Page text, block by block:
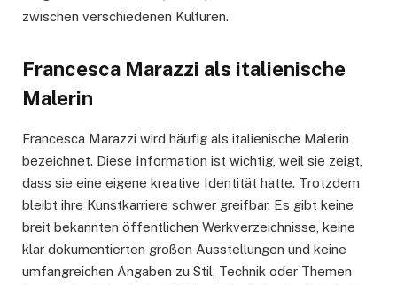
zwischen verschiedenen Kulturen.
Francesca Marazzi als italienische
Malerin
Francesca Marazzi wird häufig als italienische Malerin
bezeichnet. Diese Information ist wichtig, weil sie zeigt,
dass sie eine eigene kreative Identität hatte. Trotzdem
bleibt ihre Kunstkarriere schwer greifbar. Es gibt keine
breit bekannten öffentlichen Werkverzeichnisse, keine
klar dokumentierten großen Ausstellungen und keine
umfangreichen Angaben zu Stil, Technik oder Themen